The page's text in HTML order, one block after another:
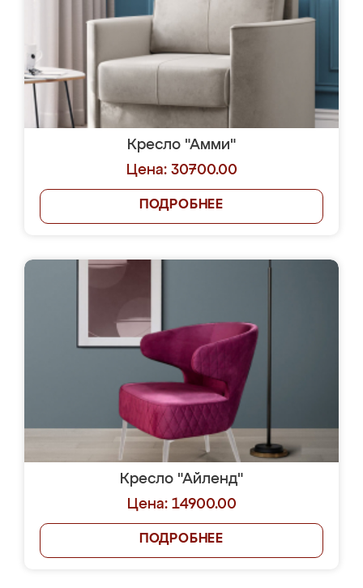
Кресло "Амми"
Цена: 30700.00
ПОДРОБНЕЕ
Кресло "Айленд"
Цена: 14900.00
ПОДРОБНЕЕ